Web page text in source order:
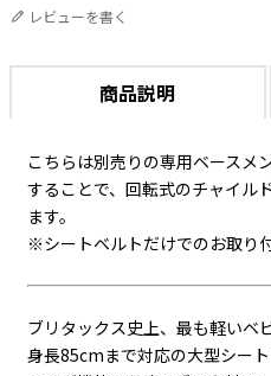
レビューを書く
商品説明
こちらは別売りの専用ベースメ
することで、回転式のチャイル
ます。
※シートベルトだけでのお取り
ブリタックス史上、最も軽いベ
身長85cmまで対応の大型シー